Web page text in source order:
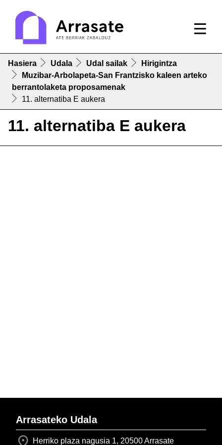
Hasiera Udala Udal sailak
Hirigintza
Muzibar-Arbolapeta-San Frantzisko kaleen arteko
berrantolaketa proposamenak
11. alternatiba E aukera
11. alternatiba E aukera
Arrasateko Udala
Herriko plaza nagusia 1, 20500 Arrasate